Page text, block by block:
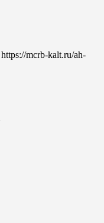
https://mcrb-kalt.ru/ah-